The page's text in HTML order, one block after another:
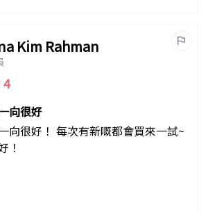
Kim Rahman
4
向很好
向很好！ 每次有新嘅都會買來一試~
！